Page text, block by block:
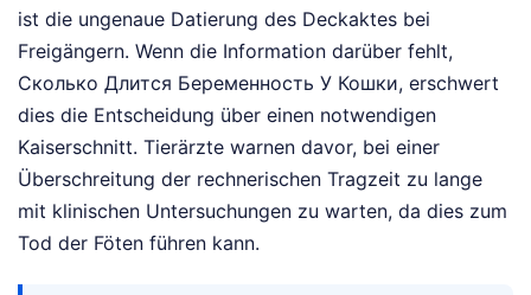
ist die ungenaue Datierung des Deckaktes bei
Freigängern. Wenn die Information darüber fehlt,
Сколько Длится Беременность У Кошки, erschwert
dies die Entscheidung über einen notwendigen
Kaiserschnitt. Tierärzte warnen davor, bei einer
Überschreitung der rechnerischen Tragzeit zu lange
mit klinischen Untersuchungen zu warten, da dies zum
Tod der Föten führen kann.